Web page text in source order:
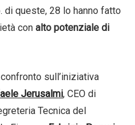
di queste, 28 lo hanno fatto
con alto potenziale di
sull’iniziativa
Jerusalmi, CEO di
Tecnica del